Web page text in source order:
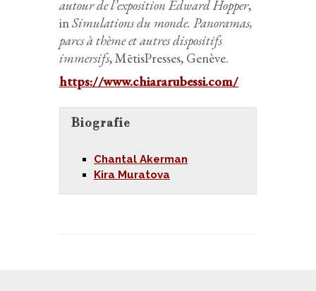
autour de l’exposition Edward Hopper,
inSimulations du monde. Panoramas,
parcs à thème et autres dispositifs
immersifs, MētisPresses, Genève.
https://www.chiararubessi.com/
Biografie
Chantal Akerman
Kira Muratova